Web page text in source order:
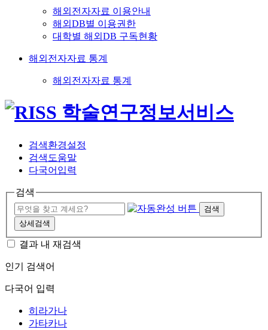
해외전자자료 이용안내
해외DB별 이용권한
대학별 해외DB 구독현황
해외전자자료 통계
해외전자자료 통계
검색환경설정
검색도움말
다국어입력
검색
검색
상세검색
결과 내 재검색
인기 검색어
다국어 입력
히라가나
가타카나